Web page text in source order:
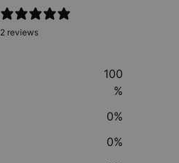
2 reviews
100
%
0%
0%